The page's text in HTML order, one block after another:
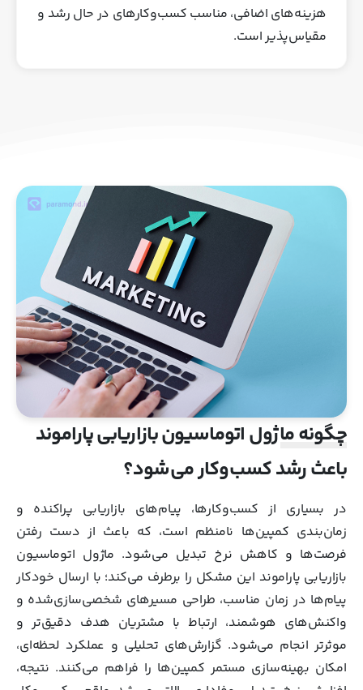
هزینه‌های اضافی، مناسب کسب‌وکارهای در حال رشد و
مقیاس‌پذیر است.
چگونه ماژول اتوماسیون بازاریابی پاراموند
باعث رشد کسب‌وکار می‌شود؟
در بسیاری از کسب‌وکارها، پیام‌های بازاریابی پراکنده و
زمان‌بندی کمپین‌ها نامنظم است، که باعث از دست رفتن
فرصت‌ها و کاهش نرخ تبدیل می‌شود. ماژول اتوماسیون
بازاریابی پاراموند این مشکل را برطرف می‌کند؛ با ارسال خودکار
پیام‌ها در زمان مناسب، طراحی مسیرهای شخصی‌سازی‌شده و
واکنش‌های هوشمند، ارتباط با مشتریان هدف دقیق‌تر و
موثرتر انجام می‌شود. گزارش‌های تحلیلی و عملکرد لحظه‌ای،
امکان بهینه‌سازی مستمر کمپین‌ها را فراهم می‌کنند. نتیجه،